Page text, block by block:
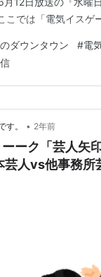
こでは「電気イスゲ
ダウンタウン #電
す。 • 2年前
ーク「芸人矢
芸人vs他事務所